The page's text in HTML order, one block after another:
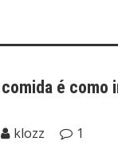
é como
klozz
1